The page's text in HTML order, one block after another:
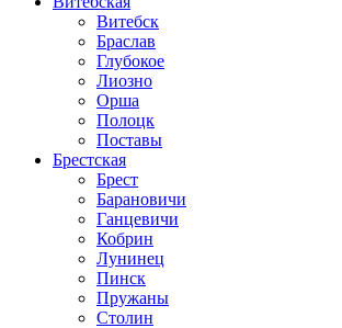
Витебск
Браслав
Глубокое
Лиозно
Орша
Полоцк
Поставы
Брестская
Брест
Барановичи
Ганцевичи
Кобрин
Лунинец
Пинск
Пружаны
Столин